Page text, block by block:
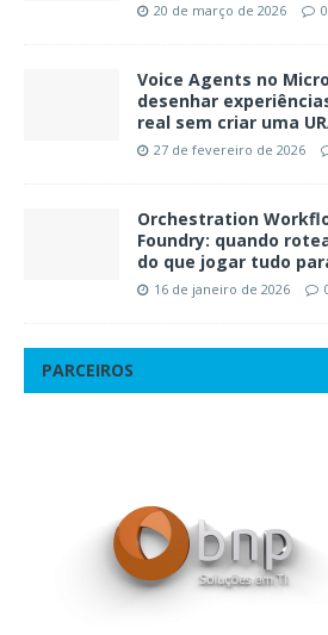
20 de março de 2026 0
Voice Agents no
desenhar
real sem criar uma
27 de fevereiro de 2026
Orchestration
Foundry: quando
do que jogar tudo
16 de janeiro de 2026
PARCEIROS